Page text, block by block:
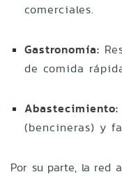
comerciales.
Gastronomía:
de comida
Abastecimiento:
(bencineras) y
Por su parte, la red